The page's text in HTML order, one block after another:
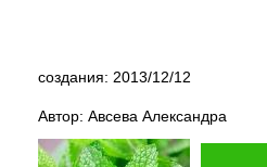
создания: 2013/12/12
Автор: Авсева Александра